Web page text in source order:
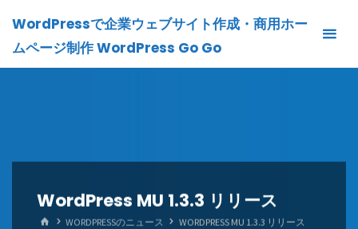
content
WordPressで企業ウェブサイト作成・商用ホー
ムページ制作 WordPress Go Go
WordPress MU 1.3.3 リリース
HOMEWORDPRESSのニュース WORDPRESS MU 1.3.3 リリース